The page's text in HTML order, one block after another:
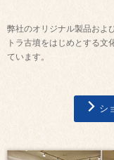
弊社のオリジナル製品およ
トラ古墳をはじめとする文
ています。
シ